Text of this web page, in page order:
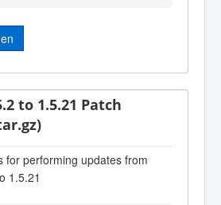
to 1.5.21 Patch
for performing updates from
1.5.21